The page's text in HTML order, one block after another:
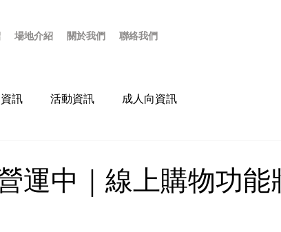
場地介紹 關於我們 聯絡我們
訊 活動資訊 成人向資訊
運中｜線上購物功能